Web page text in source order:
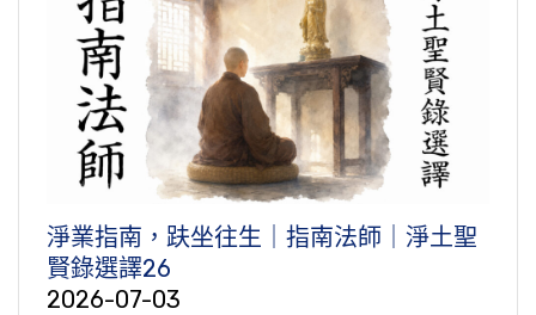
淨業指南，趺坐往生｜指南法師｜淨土聖
賢錄選譯26
2026-07-03